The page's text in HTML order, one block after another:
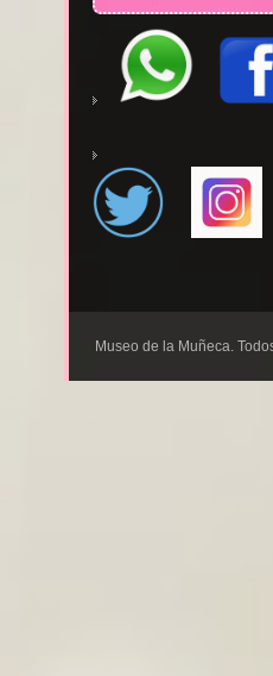
Museo de la Muñeca.